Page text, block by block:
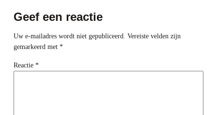
Geef een reactie
Uw e-mailadres wordt niet gepubliceerd. Vereiste velden zijn
gemarkeerd met *
Reactie *